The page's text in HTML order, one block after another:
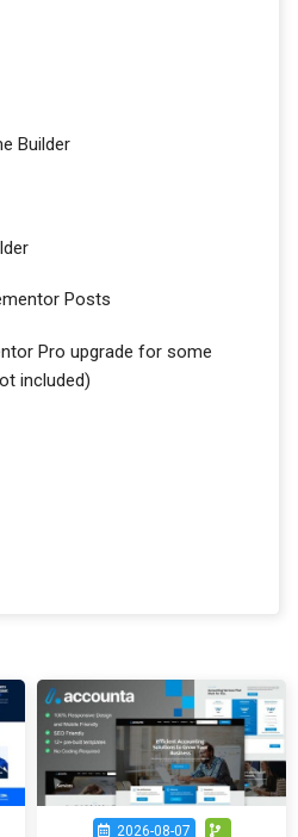
Builder
Posts
Pro upgrade for some
included)
2026-08-07